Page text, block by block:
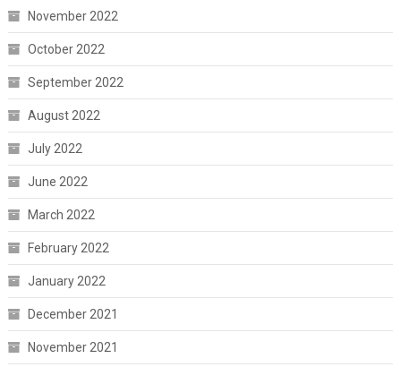
November 2022
October 2022
September 2022
August 2022
July 2022
June 2022
March 2022
February 2022
January 2022
December 2021
November 2021